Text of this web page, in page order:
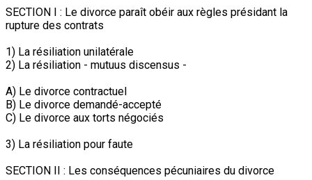
SECTION I : Le divorce paraît obéir aux règles présidant la
rupture des contrats
1) La résiliation unilatérale
2) La résiliation - mutuus discensus -
A) Le divorce contractuel
B) Le divorce demandé-accepté
C) Le divorce aux torts négociés
3) La résiliation pour faute
SECTION II : Les conséquences pécuniaires du divorce